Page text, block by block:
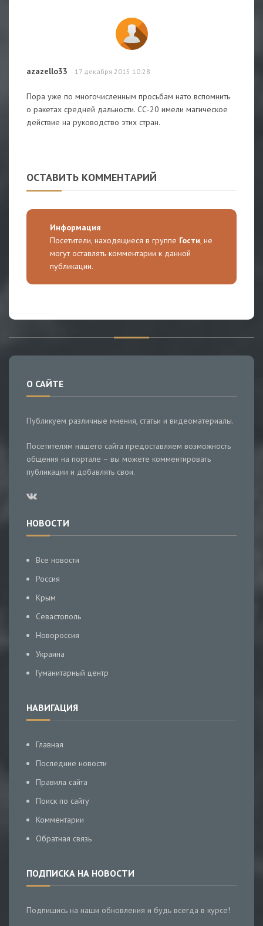
azazello33 17 декабря 2015 10:28
Пора уже по многочисленным просьбам нато вспомнить
о ракетах средней дальности. СС-20 имели магическое
действие на руководство этих стран.
ОСТАВИТЬ КОММЕНТАРИЙ
Информация
Посетители, находящиеся в группе Гости, не
могут оставлять комментарии к данной
публикации.
О САЙТЕ
Публикуем различные мнения, статьи и видеоматериалы.
Посетителям нашего сайта предоставляем возможность
общения на портале – вы можете комментировать
публикации и добавлять свои.
НОВОСТИ
Все новости
Россия
Крым
Севастополь
Новороссия
Украина
Гуманитарный центр
НАВИГАЦИЯ
Главная
Последние новости
Правила сайта
Поиск по сайту
Комментарии
Обратная связь
ПОДПИСКА НА НОВОСТИ
Подпишись на наши обновления и будь всегда в курсе!